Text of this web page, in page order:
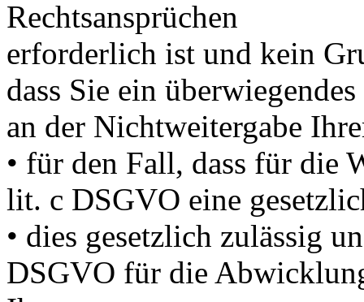
Rechtsansprüchen
erforderlich ist und kein
dass Sie ein
an der Nichtweitergabe
• für den Fall, dass für die
lit. c DSGVO eine
• dies gesetzlich zulässig
DSGVO für die